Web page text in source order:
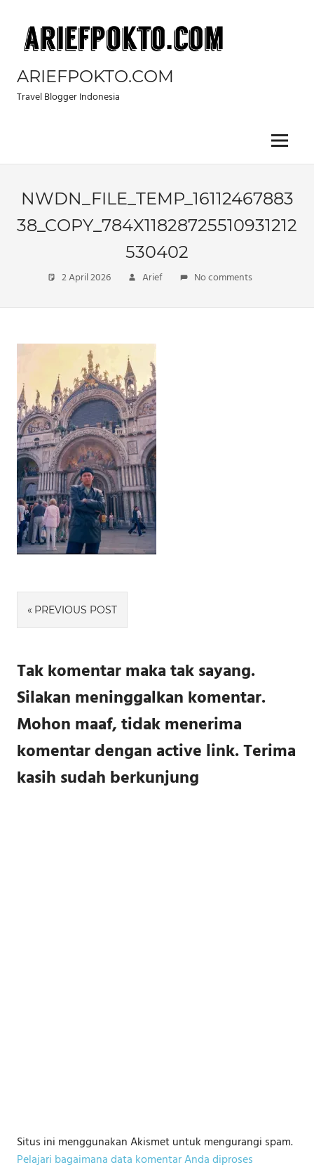
content
ARIEFPOKTO.COM
Travel Blogger Indonesia
Menu
NWDN_FILE_TEMP_16112467883
38_COPY_784X11828725510931212
530402
2 April 2026 Arief No comments
Navigasi
pos
PREVIOUS POST
Tak komentar maka tak sayang.
Silakan meninggalkan komentar.
Mohon maaf, tidak menerima
komentar dengan active link. Terima
kasih sudah berkunjung
Situs ini menggunakan Akismet untuk mengurangi spam.
Pelajari bagaimana data komentar Anda diproses